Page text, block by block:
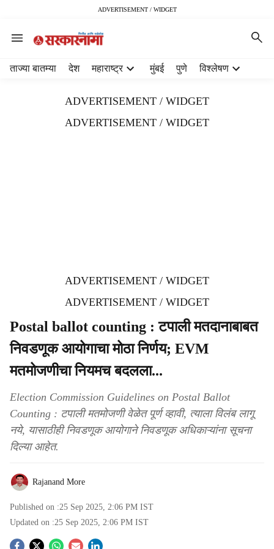
ADVERTISEMENT / WIDGET
ताज्या बातम्या देश महाराष्ट्र मुंबई पुणे विश्लेषण
ADVERTISEMENT / WIDGET
ADVERTISEMENT / WIDGET
ADVERTISEMENT / WIDGET
ADVERTISEMENT / WIDGET
Postal ballot counting : टपाली मतदानाबाबत
निवडणूक आयोगाचा मोठा निर्णय; EVM
मतमोजणीचा नियमच बदलला...
Election Commission Guidelines on Postal Ballot
Counting : टपाली मतमोजणी वेळेत पूर्ण व्हावी, त्याला विलंब लागू
नये, यासाठीही निवडणूक आयोगाने निवडणूक अधिकाऱ्यांना सूचना
दिल्या आहेत.
Rajanand More
Published on :25 Sep 2025, 2:06 PM IST
Updated on :25 Sep 2025, 2:06 PM IST